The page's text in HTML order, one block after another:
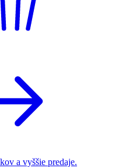
a vyššie predaje.